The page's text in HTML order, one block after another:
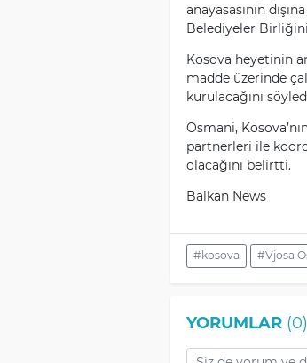
anayasasının
Belediyeler
Kosova heyetinin
madde üzerinde
kurulacağını
Osmani,
partnerleri ile
olacağını belirtti.
Balkan News
#kosova #Vjosa
YORUMLAR(0)